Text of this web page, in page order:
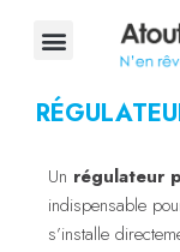
Un régulateur
indispensable
s’installe